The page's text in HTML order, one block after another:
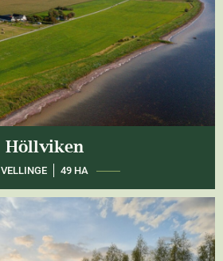
Höllviken
VELLINGE 49 HA